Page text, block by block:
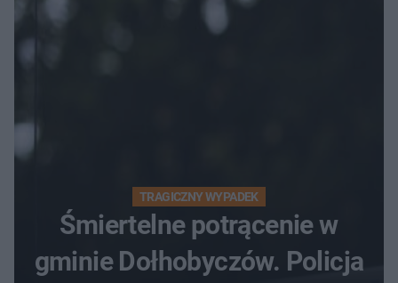
TRAGICZNY WYPADEK
Śmiertelne potrącenie w
gminie Dołhobyczów. Policja